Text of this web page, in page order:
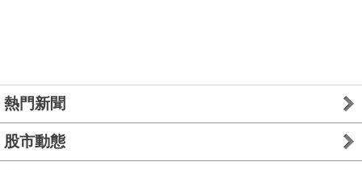
熱門新聞
股市動態